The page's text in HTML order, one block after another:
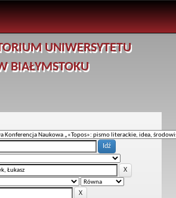
UNIWERSYTETU
BIAŁYMSTOKU